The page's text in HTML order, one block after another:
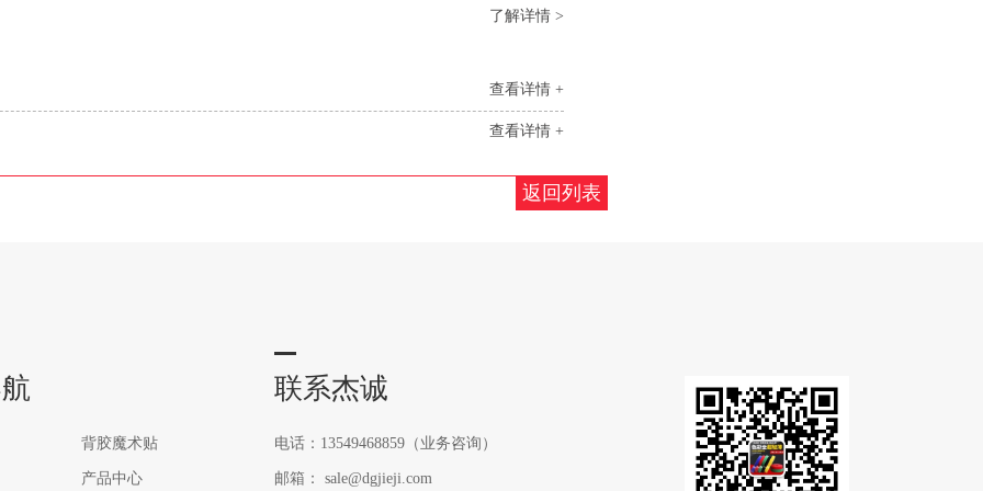
了解详情 >
查看详情 +
查看详情 +
返回列表
背胶魔术贴
产品中心
联系杰诚
电话：13549468859（业务咨询）
邮箱： sale@dgjieji.com